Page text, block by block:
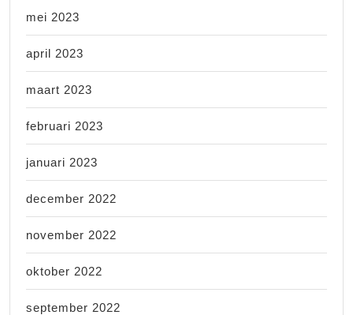
mei 2023
april 2023
maart 2023
februari 2023
januari 2023
december 2022
november 2022
oktober 2022
september 2022